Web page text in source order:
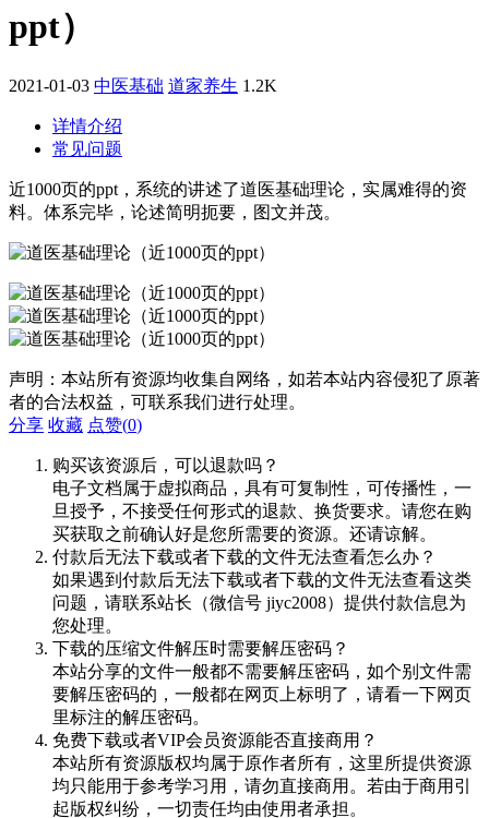
ppt）
2021-01-03 中医基础 道家养生 1.2K
详情介绍
常见问题
近1000页的ppt，系统的讲述了道医基础理论，实属难得的资
料。体系完毕，论述简明扼要，图文并茂。
声明：本站所有资源均收集自网络，如若本站内容侵犯了原著
者的合法权益，可联系我们进行处理。
分享 收藏 点赞(0)
购买该资源后，可以退款吗？
电子文档属于虚拟商品，具有可复制性，可传播性，一
旦授予，不接受任何形式的退款、换货要求。请您在购
买获取之前确认好是您所需要的资源。还请谅解。
付款后无法下载或者下载的文件无法查看怎么办？
如果遇到付款后无法下载或者下载的文件无法查看这类
问题，请联系站长（微信号 jiyc2008）提供付款信息为
您处理。
下载的压缩文件解压时需要解压密码？
本站分享的文件一般都不需要解压密码，如个别文件需
要解压密码的，一般都在网页上标明了，请看一下网页
里标注的解压密码。
免费下载或者VIP会员资源能否直接商用？
本站所有资源版权均属于原作者所有，这里所提供资源
均只能用于参考学习用，请勿直接商用。若由于商用引
起版权纠纷，一切责任均由使用者承担。